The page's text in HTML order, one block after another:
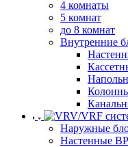
4 комнаты
5 комнат
до 8 комнат
Внутренние
Наружные
Настенные